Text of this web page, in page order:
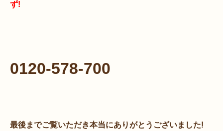
ず!
0120-578-700
最後までご覧いただき本当にありがとうございました!